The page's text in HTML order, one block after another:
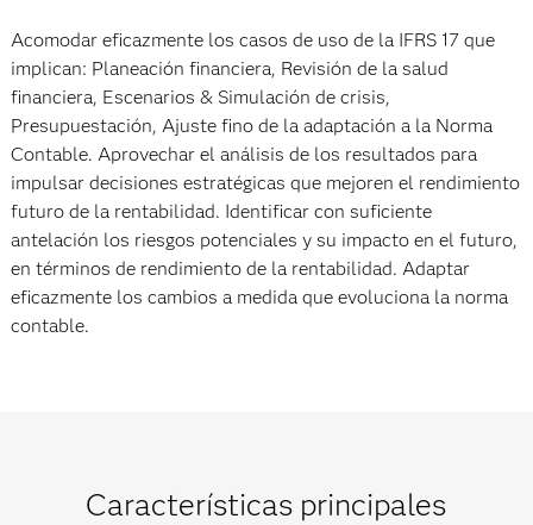
Acomodar eficazmente los casos de uso de la IFRS 17 que
implican: Planeación financiera, Revisión de la salud
financiera, Escenarios & Simulación de crisis,
Presupuestación, Ajuste fino de la adaptación a la Norma
Contable. Aprovechar el análisis de los resultados para
impulsar decisiones estratégicas que mejoren el rendimiento
futuro de la rentabilidad. Identificar con suficiente
antelación los riesgos potenciales y su impacto en el futuro,
en términos de rendimiento de la rentabilidad. Adaptar
eficazmente los cambios a medida que evoluciona la norma
contable.
Características principales